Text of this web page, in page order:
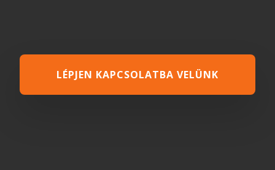
LÉPJEN KAPCSOLATBA VELÜNK